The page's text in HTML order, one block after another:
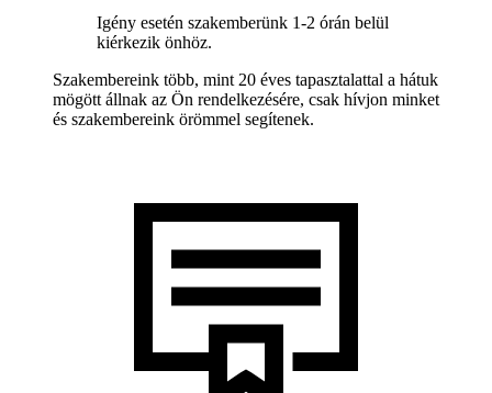
Igény esetén szakemberünk 1-2 órán belül
kiérkezik önhöz.
Szakembereink több, mint 20 éves tapasztalattal a hátuk
mögött állnak az Ön rendelkezésére, csak hívjon minket
és szakembereink örömmel segítenek.